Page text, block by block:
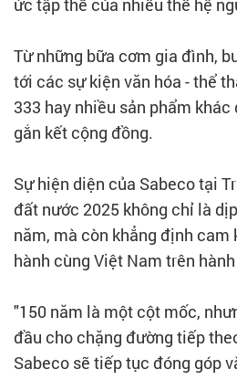
ức tập thể của nhiều thế hệ
Từ những bữa cơm gia đình,
tới các sự kiện văn hóa - thể
333 hay nhiều sản phẩm
gắn kết cộng đồng.
Sự hiện diện của Sabeco tại
đất nước 2025 không chỉ là
năm, mà còn khẳng định cam
hành cùng Việt Nam trên
"150 năm là một cột mốc,
đầu cho chặng đường tiếp
Sabeco sẽ tiếp tục đóng góp